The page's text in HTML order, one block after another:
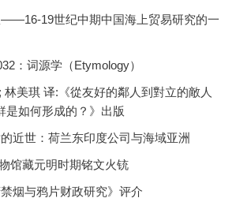
19世纪中期中国海上贸易研究的一
：词源学（Etymology）
林美琪 译:《從友好的鄰人到對立的敵人
如何形成的？》出版
近世：荷兰东印度公司与海域亚洲
馆藏元明时期铭文火铳
烟与鸦片财政研究》评介